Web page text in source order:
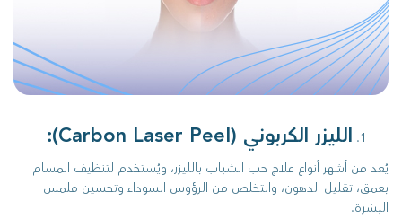
الليزر الكربوني (Carbon Laser Peel):
يُعد من أشهر أنواع علاج حب الشباب بالليزر، ويُستخدم لتنظيف المسام
بعمق، تقليل الدهون، والتخلص من الرؤوس السوداء وتحسين ملمس
البشرة.